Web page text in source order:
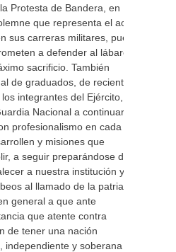
Protesta de Bandera, en
que representa el acto
sus carreras militares, pues
a defender al lábaro
sacrificio. También
de graduados, de reciente
integrantes del Ejército,
Nacional a continuar
profesionalismo en cada
y misiones que
a seguir preparándose día
a nuestra institución y
al llamado de la patria y
general a que ante
que atente contra
de tener una nación
independiente y soberana